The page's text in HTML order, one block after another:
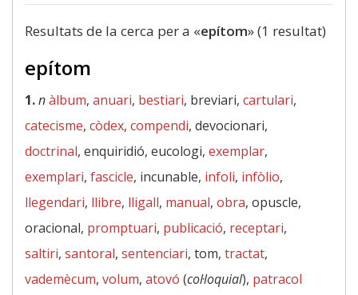
Resultats de la cerca per a «epítom» (1 resultat)
epítom
1.nàlbum, anuari, bestiari, breviari, cartulari,
catecisme, còdex, compendi, devocionari,
doctrinal, enquiridió, eucologi, exemplar,
exemplari, fascicle, incunable, infoli, infòlio,
llegendari, llibre, lligall, manual, obra, opuscle,
oracional, promptuari, publicació, receptari,
saltiri, santoral, sentenciari, tom, tractat,
vademècum, volum, atovó (col·loquial), patracol